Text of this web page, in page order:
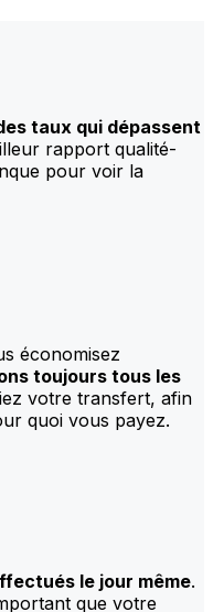
taux qui dépassent
rapport qualité-
pour voir la
économisez
toujours tous les
votre transfert, afin
quoi vous payez.
le jour même.
que votre